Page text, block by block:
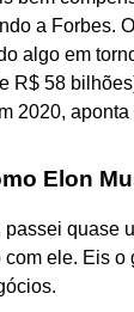
a Forbes.
algo em
R$ 58
2020, aponta
Elon
passei quase
ele. Eis